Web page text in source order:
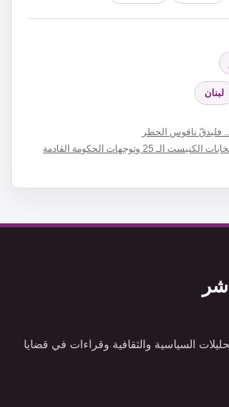
لبنان
فليدقّ ناقوس الخطر
الـ 25 وتوجهات الحكومة القادمة
السياسية والثقافية وقراءات في قضايا